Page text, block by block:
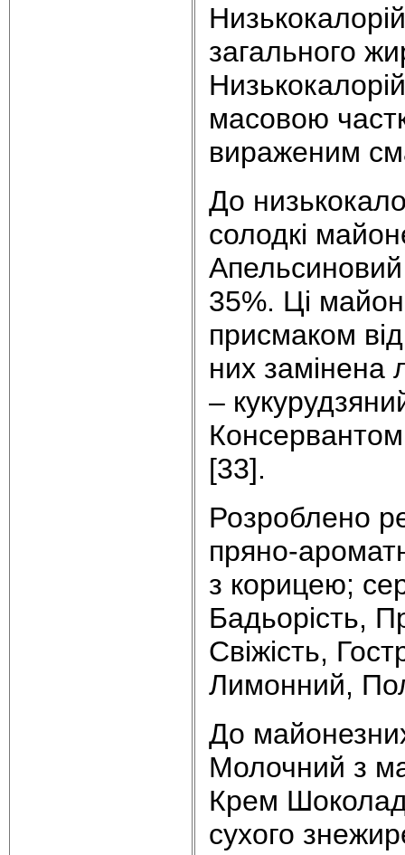
загального
масовою
вираженим
До
солодкі
35%. Ці
присмаком
них
–
[33].
Розроблено
пряно-
з корицею;
Бадьорість,
Свіжість,
Лимонний,
До
Молочний з
Крем
сухого